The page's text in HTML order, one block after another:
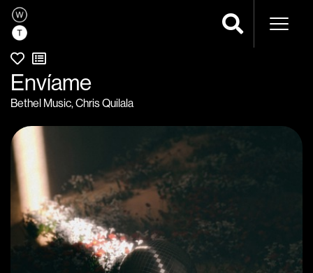
Envíame
Bethel Music,Chris Quilala